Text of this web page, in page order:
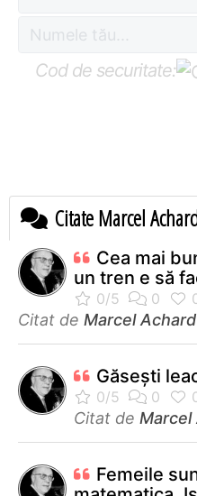
Cod de securitate:
Citate Marcel
Cea mai
un tren e să
Citat de Marcel Achard
Găseşti
Citat de Marcel
Femeile